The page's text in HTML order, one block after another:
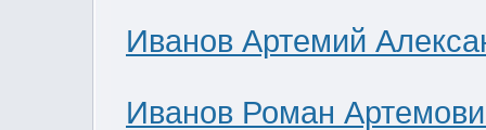
Иванов Артемий
Иванов Роман